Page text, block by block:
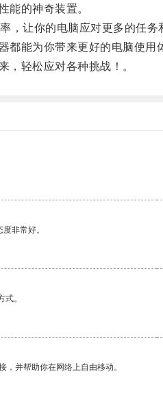
的神奇装置。
让你的电脑应对更多的任务
能为你带来更好的电脑使用
轻松应对各种挑战！。
非常好。
。
并帮助你在网络上自由移动。